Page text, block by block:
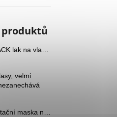
produktů
velmi